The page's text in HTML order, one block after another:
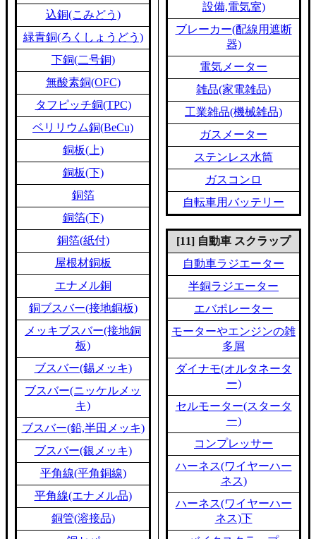
込銅(こみどう)
緑青銅(ろくしょうどう)
下銅(二号銅)
無酸素銅(OFC)
タフピッチ銅(TPC)
ベリリウム銅(BeCu)
銅板(上)
銅板(下)
銅箔
銅箔(下)
銅箔(紙付)
屋根材銅板
エナメル銅
銅ブスバー(接地銅板)
メッキブスバー(接地銅
板)
ブスバー(錫メッキ)
ブスバー(ニッケルメッ
キ)
ブスバー(鉛,半田メッキ)
ブスバー(銀メッキ)
平角線(平角銅線)
平角線(エナメル品)
銅管(溶接品)
設備,電気室)
ブレーカー(配線用遮断
器)
電気メーター
雑品(家電雑品)
工業雑品(機械雑品)
ガスメーター
ステンレス水筒
ガスコンロ
自転車用バッテリー
[11] 自動車 スクラップ
自動車ラジエーター
半銅ラジエーター
エバポレーター
モーターやエンジンの雑
多屑
ダイナモ(オルタネータ
ー)
セルモーター(スタータ
ー)
コンプレッサー
ハーネス(ワイヤーハー
ネス)
ハーネス(ワイヤーハー
ネス)下